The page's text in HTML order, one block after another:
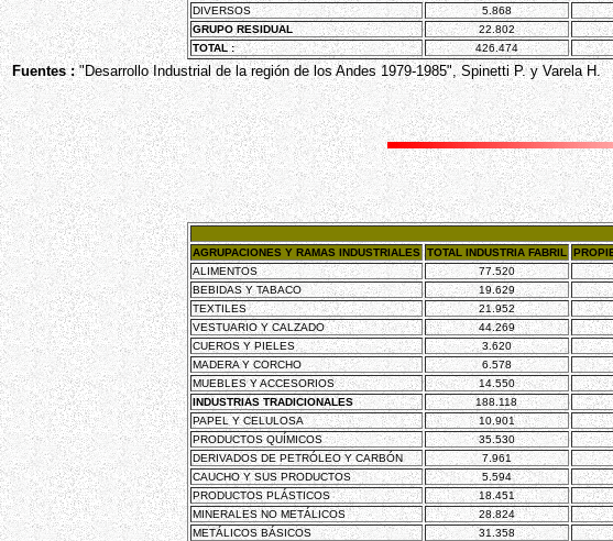
DIVERSOS
5.868
GRUPO RESIDUAL
22.802
TOTAL :
426.474
Fuentes : "Desarrollo Industrial de la región de los Andes 1979-1985", Spinetti P. y Varela H.
AGRUPACIONES Y RAMAS INDUSTRIALES TOTAL INDUSTRIA FABRIL
ALIMENTOS
77.520
BEBIDAS Y TABACO
19.629
TEXTILES
21.952
VESTUARIO Y CALZADO
44.269
CUEROS Y PIELES
3.620
MADERA Y CORCHO
6.578
MUEBLES Y ACCESORIOS
14.550
INDUSTRIAS TRADICIONALES
188.118
PAPEL Y CELULOSA
10.901
PRODUCTOS QUÍMICOS
35.530
DERIVADOS DE PETRÓLEO Y CARBÓN
7.961
CAUCHO Y SUS PRODUCTOS
5.594
PRODUCTOS PLÁSTICOS
18.451
MINERALES NO METÁLICOS
28.824
METÁLICOS BÁSICOS
31.358